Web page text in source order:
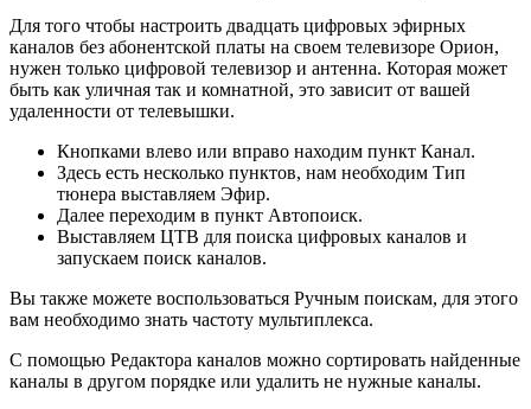
Для того чтобы настроить двадцать цифровых эфирных
каналов без абонентской платы на своем телевизоре Орион,
нужен только цифровой телевизор и антенна. Которая может
быть как уличная так и комнатной, это зависит от вашей
удаленности от телевышки.
Кнопками влево или вправо находим пункт Канал.
Здесь есть несколько пунктов, нам необходим Тип
тюнера выставляем Эфир.
Далее переходим в пункт Автопоиск.
Выставляем ЦТВ для поиска цифровых каналов и
запускаем поиск каналов.
Вы также можете воспользоваться Ручным поискам, для этого
вам необходимо знать частоту мультиплекса.
С помощью Редактора каналов можно сортировать найденные
каналы в другом порядке или удалить не нужные каналы.